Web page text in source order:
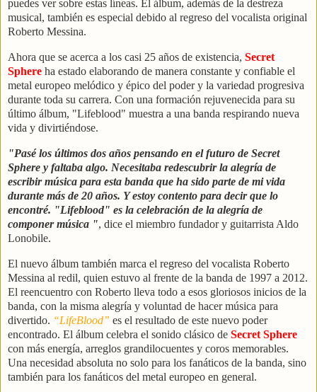
puedes ver sobre estas líneas. El álbum, además de la destreza
musical, también es especial debido al regreso del vocalista original
Roberto Messina.
Ahora que se acerca a los casi 25 años de existencia, Secret
Sphere ha estado elaborando de manera constante y confiable el
metal europeo melódico y épico del poder y la variedad progresiva
durante toda su carrera. Con una formación rejuvenecida para su
último álbum, "Lifeblood" muestra a una banda respirando nueva
vida y divirtiéndose.
"Pasé los últimos dos años pensando en el futuro de Secret
Sphere y faltaba algo. Necesitaba redescubrir la alegría de
escribir música para esta banda que ha sido parte de mi vida
durante más de 20 años. Y estoy contento para decir que lo
encontré. "Lifeblood" es la celebración de la alegría de
componer música ", dice el miembro fundador y guitarrista Aldo
Lonobile.
El nuevo álbum también marca el regreso del vocalista Roberto
Messina al redil, quien estuvo al frente de la banda de 1997 a 2012.
El reencuentro con Roberto lleva todo a esos gloriosos inicios de la
banda, con la misma alegría y voluntad de hacer música para
divertido. “LifeBlood” es el resultado de este nuevo poder
encontrado. El álbum celebra el sonido clásico de Secret Sphere
con más energía, arreglos grandilocuentes y coros memorables.
Una necesidad absoluta no solo para los fanáticos de la banda, sino
también para los fanáticos del metal europeo en general.